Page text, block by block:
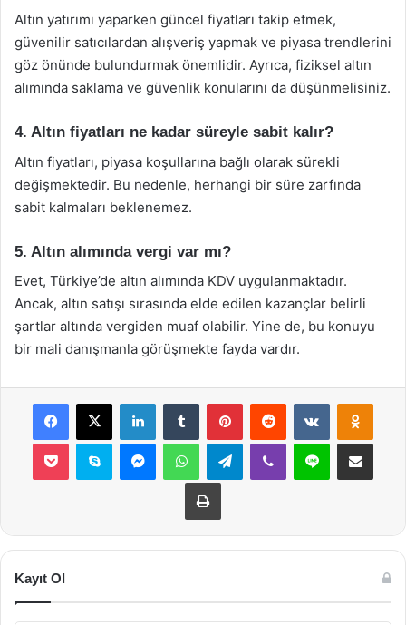
Altın yatırımı yaparken güncel fiyatları takip etmek,
güvenilir satıcılardan alışveriş yapmak ve piyasa trendlerini
göz önünde bulundurmak önemlidir. Ayrıca, fiziksel altın
alımında saklama ve güvenlik konularını da düşünmelisiniz.
4. Altın fiyatları ne kadar süreyle sabit kalır?
Altın fiyatları, piyasa koşullarına bağlı olarak sürekli
değişmektedir. Bu nedenle, herhangi bir süre zarfında
sabit kalmaları beklenemez.
5. Altın alımında vergi var mı?
Evet, Türkiye’de altın alımında KDV uygulanmaktadır.
Ancak, altın satışı sırasında elde edilen kazançlar belirli
şartlar altında vergiden muaf olabilir. Yine de, bu konuyu
bir mali danışmanla görüşmekte fayda vardır.
Facebook
X LinkedInTumblr PinterestReddit VKontakte
Pocket Skype MessengerWhatsAppTelegramViber Line E-Posta ile
Yazdır
Kayıt Ol